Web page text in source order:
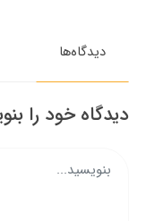
دیدگاه‌ها
دیدگاه خود را